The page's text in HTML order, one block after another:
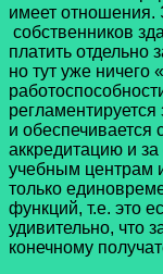
имеет отношения.
собственников
платить отдельно
но тут уже ничего
и
аккредитацию и
учебным центрам
только
функций, т.е. это
удивительно, что
конечному